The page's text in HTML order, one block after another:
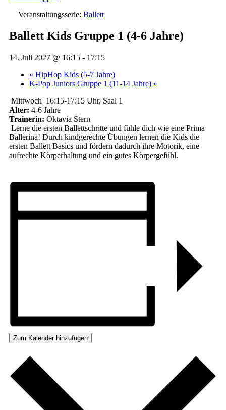
Veranstaltungsserie: Ballett
Ballett Kids Gruppe 1 (4-6 Jahre)
14. Juli 2027 @ 16:15 - 17:15
« HipHop Kids (5-7 Jahre)
K-Pop Juniors Gruppe 1 (11-14 Jahre) »
Mittwoch 16:15-17:15 Uhr, Saal 1
Alter: 4-6 Jahre
Trainerin: Oktavia Stern
Lerne die ersten Ballettschritte und fühle dich wie eine Prima
Ballerina! Durch kindgerechte Übungen lernen die Kids die
ersten Ballett Basics und fördern dadurch ihre Motorik, eine
aufrechte Körperhaltung und ein gutes Körpergefühl.
Zum Kalender hinzufügen